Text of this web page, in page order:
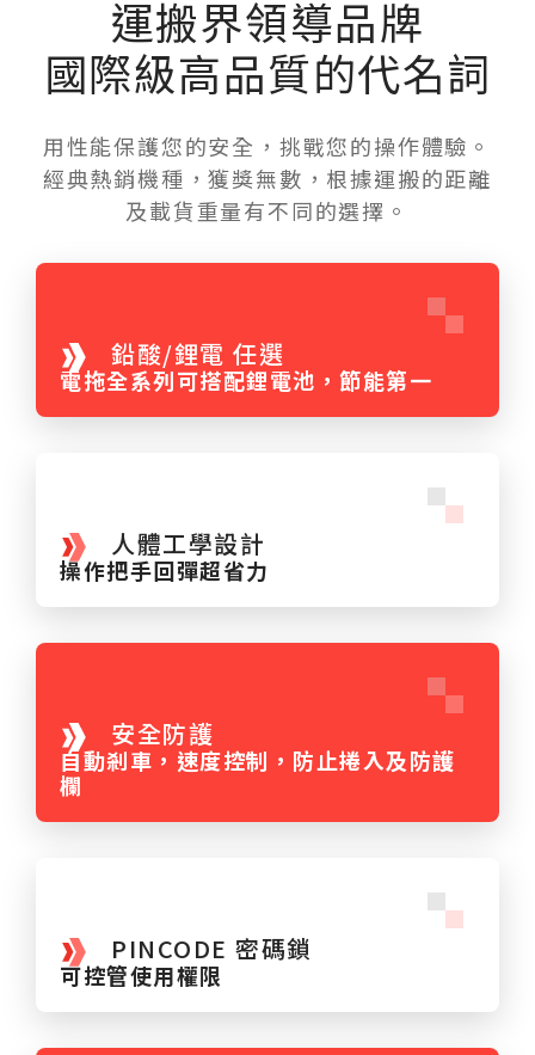
運搬界領導品牌
國際級高品質的代名詞
用性能保護您的安全，挑戰您的操作體驗。
經典熱銷機種，獲獎無數，根據運搬的距離
及載貨重量有不同的選擇。
鉛酸/鋰電 任選
電拖全系列可搭配鋰電池，節能第一
人體工學設計
操作把手回彈超省力
安全防護
自動剎車，速度控制，防止捲入及防護
欄
PINCODE 密碼鎖
可控管使用權限